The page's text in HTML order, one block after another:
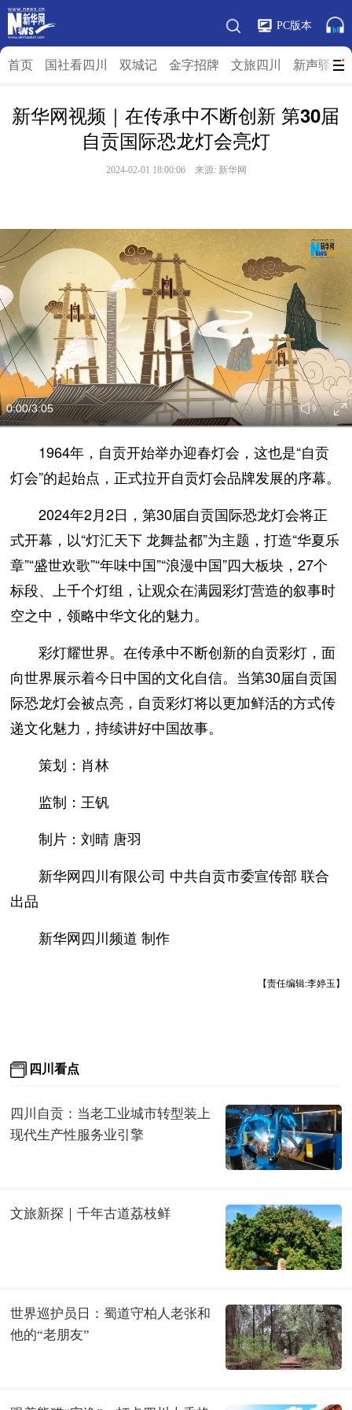
PC版本
首页 国社看四川 双城记 金字招牌 文旅四川 新声驿站
新华网视频｜在传承中不断创新 第30届
自贡国际恐龙灯会亮灯
2024-02-01 18:00:06 来源: 新华网
0:00/3:05
1964年，自贡开始举办迎春灯会，这也是“自贡
灯会”的起始点，正式拉开自贡灯会品牌发展的序幕。
2024年2月2日，第30届自贡国际恐龙灯会将正
式开幕，以“灯汇天下 龙舞盐都”为主题，打造“华夏乐
章”“盛世欢歌”“年味中国”“浪漫中国”四大板块，27个
标段、上千个灯组，让观众在满园彩灯营造的叙事时
空之中，领略中华文化的魅力。
彩灯耀世界。在传承中不断创新的自贡彩灯，面
向世界展示着今日中国的文化自信。当第30届自贡国
际恐龙灯会被点亮，自贡彩灯将以更加鲜活的方式传
递文化魅力，持续讲好中国故事。
策划：肖林
监制：王钒
制片：刘晴 唐羽
新华网四川有限公司 中共自贡市委宣传部 联合
出品
新华网四川频道 制作
【责任编辑:李婷玉】